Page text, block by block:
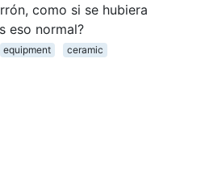
como si se hubiera
eso normal?
equipment ceramic